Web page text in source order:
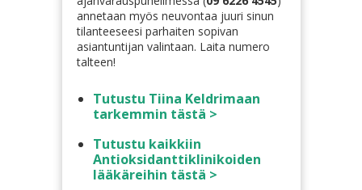
annetaan myös neuvontaa juuri sinun
tilanteeseesi parhaiten sopivan
asiantuntijan valintaan. Laita numero
talteen!
Tutustu Tiina Keldrimaan
tarkemmin tästä >
Tutustu kaikkiin
Antioksidanttiklinikoiden
lääkäreihin tästä >